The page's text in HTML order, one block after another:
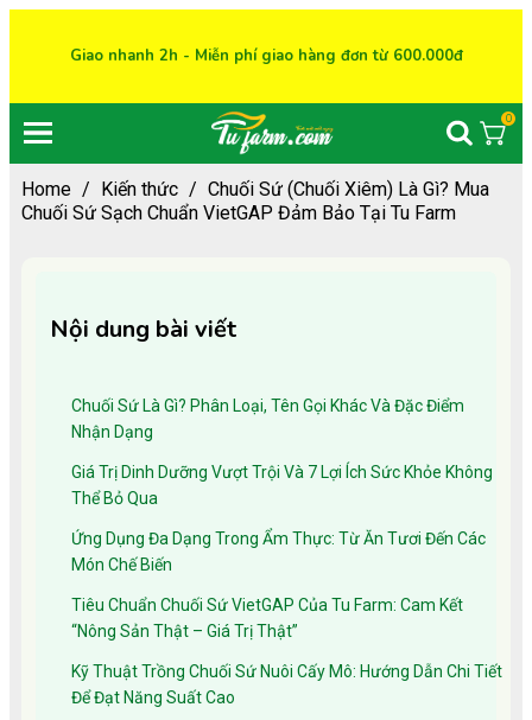
Giao nhanh 2h - Miễn phí giao hàng đơn từ 600.000đ
0
Home / Kiến thức / Chuối Sứ (Chuối Xiêm) Là Gì? Mua
Chuối Sứ Sạch Chuẩn VietGAP Đảm Bảo Tại Tu Farm
Nội dung bài viết
Chuối Sứ Là Gì? Phân Loại, Tên Gọi Khác Và Đặc Điểm
Nhận Dạng
Giá Trị Dinh Dưỡng Vượt Trội Và 7 Lợi Ích Sức Khỏe Không
Thể Bỏ Qua
Ứng Dụng Đa Dạng Trong Ẩm Thực: Từ Ăn Tươi Đến Các
Món Chế Biến
Tiêu Chuẩn Chuối Sứ VietGAP Của Tu Farm: Cam Kết
“Nông Sản Thật – Giá Trị Thật”
Kỹ Thuật Trồng Chuối Sứ Nuôi Cấy Mô: Hướng Dẫn Chi Tiết
Để Đạt Năng Suất Cao